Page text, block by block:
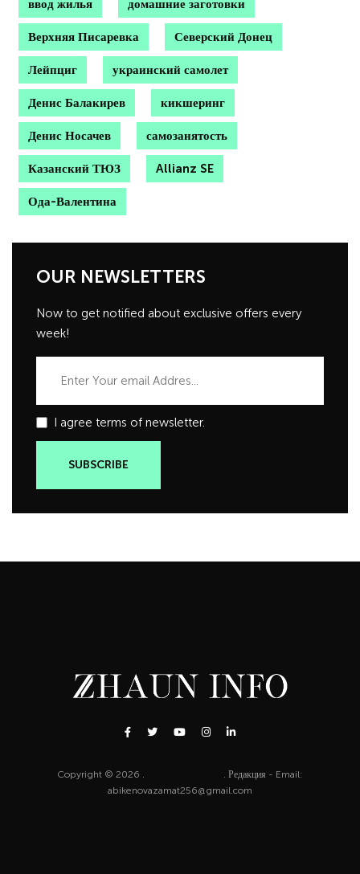
ввод жилья домашние заготовки
Верхняя Писаревка Северский Донец
Лейпциг украинский самолет
Денис Балакирев кикшеринг
Денис Носачев самозанятость
Казанский ТЮЗ Allianz SE
Ода-Валентина
OUR NEWSLETTERS
Now to get notified about exclusive offers every
week!
I agree terms of newsletter.
Copyright © 2026 .
. Редакция - Email:
abikenovazamat256@gmail.com